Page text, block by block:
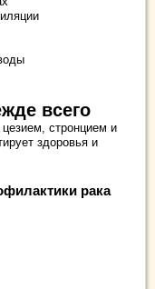
всего
стронцием и
здоровья и
рака